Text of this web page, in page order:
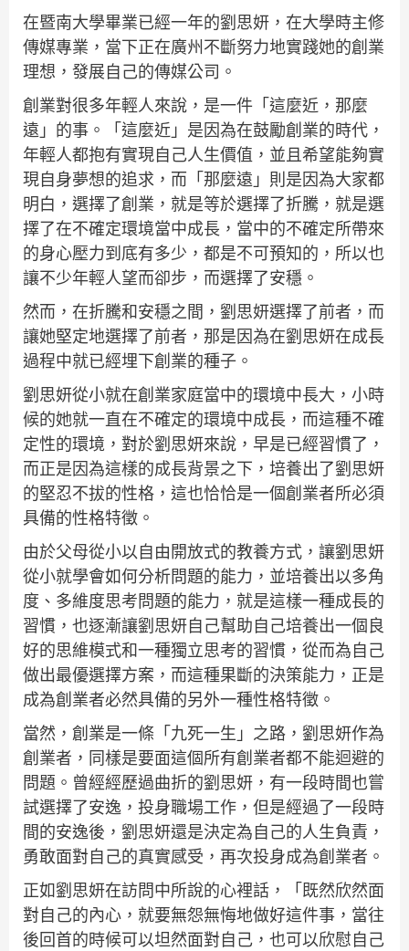
在暨南大學畢業已經一年的劉思妍，在大學時主修
傳媒專業，當下正在廣州不斷努力地實踐她的創業
理想，發展自己的傳媒公司。
創業對很多年輕人來說，是一件「這麼近，那麼
遠」的事。「這麼近」是因為在鼓勵創業的時代，
年輕人都抱有實現自己人生價值，並且希望能夠實
現自身夢想的追求，而「那麼遠」則是因為大家都
明白，選擇了創業，就是等於選擇了折騰，就是選
擇了在不確定環境當中成長，當中的不確定所帶來
的身心壓力到底有多少，都是不可預知的，所以也
讓不少年輕人望而卻步，而選擇了安穩。
然而，在折騰和安穩之間，劉思妍選擇了前者，而
讓她堅定地選擇了前者，那是因為在劉思妍在成長
過程中就已經埋下創業的種子。
劉思妍從小就在創業家庭當中的環境中長大，小時
候的她就一直在不確定的環境中成長，而這種不確
定性的環境，對於劉思妍來說，早是已經習慣了，
而正是因為這樣的成長背景之下，培養出了劉思妍
的堅忍不拔的性格，這也恰恰是一個創業者所必須
具備的性格特徵。
由於父母從小以自由開放式的教養方式，讓劉思妍
從小就學會如何分析問題的能力，並培養出以多角
度、多維度思考問題的能力，就是這樣一種成長的
習慣，也逐漸讓劉思妍自己幫助自己培養出一個良
好的思維模式和一種獨立思考的習慣，從而為自己
做出最優選擇方案，而這種果斷的決策能力，正是
成為創業者必然具備的另外一種性格特徵。
當然，創業是一條「九死一生」之路，劉思妍作為
創業者，同樣是要面這個所有創業者都不能迴避的
問題。曾經經歷過曲折的劉思妍，有一段時間也嘗
試選擇了安逸，投身職場工作，但是經過了一段時
間的安逸後，劉思妍還是決定為自己的人生負責，
勇敢面對自己的真實感受，再次投身成為創業者。
正如劉思妍在訪問中所說的心裡話，「既然欣然面
對自己的內心，就要無怨無悔地做好這件事，當往
後回首的時候可以坦然面對自己，也可以欣慰自己